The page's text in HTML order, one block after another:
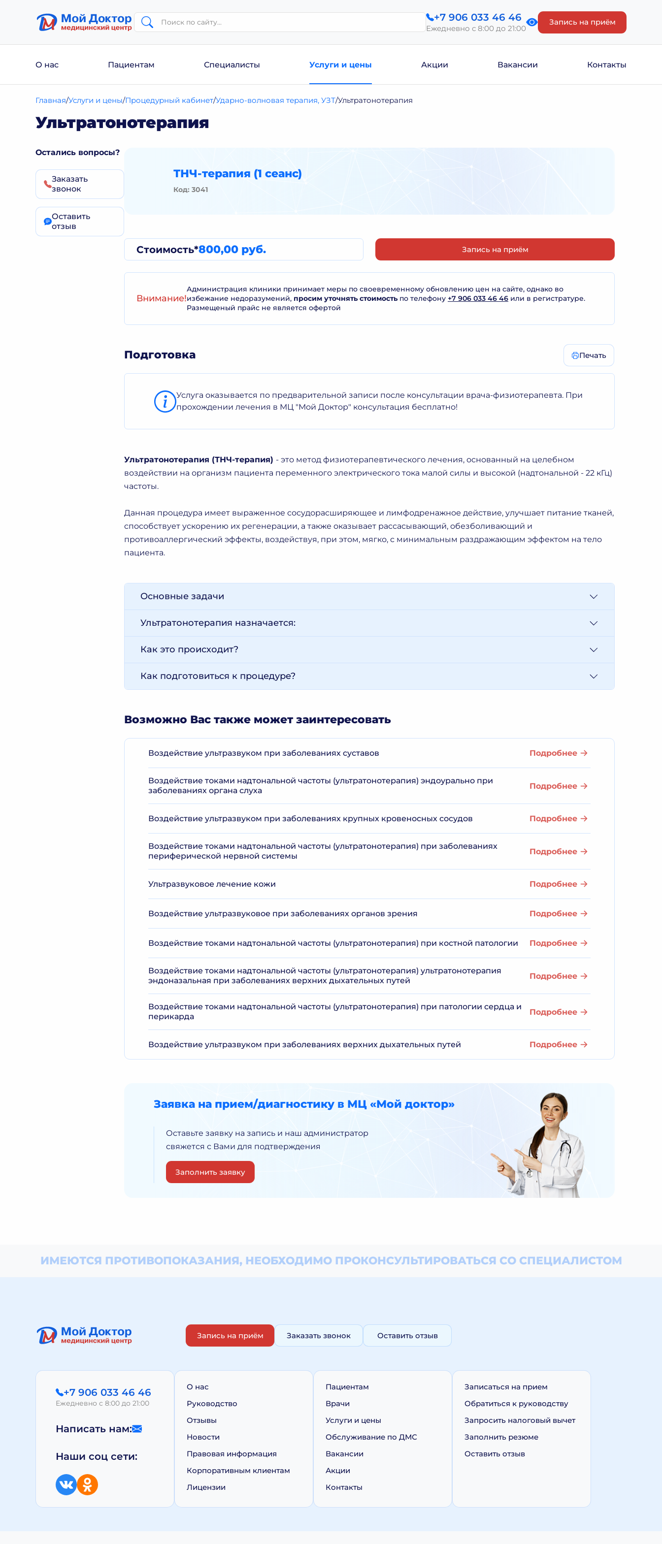
+7 906 033 46 46
Ежедневно с 8:00 до 21:00
Запись на приём
О нас Пациентам Специалисты Услуги и цены Акции Вакансии Контакты
Главная Услуги и цены Процедурный кабинет Ударно-волновая терапия, УЗТ Ультратонотерапия
Ультратонотерапия
Остались вопросы?
Заказать
звонок
Оставить
отзыв
ТНЧ-терапия (1 сеанс)
Код: 3041
Стоимость*800,00 руб. Запись на приём
Внимание!
Администрация клиники принимает меры по своевременному обновлению цен на сайте, однако во
избежание недоразумений, просим уточнять стоимостьпо телефону +7 906 033 46 46 или в регистратуре.
Размещеный прайс не является офертой
Подготовка Печать
Услуга оказывается по предварительной записи после консультации врача-физиотерапевта. При
прохождении лечения в МЦ "Мой Доктор" консультация бесплатно!
Ультратонотерапия (ТНЧ-терапия) - это метод физиотерапевтического лечения, основанный на целебном
воздействии на организм пациента переменного электрического тока малой силы и высокой (надтональной - 22 кГц)
частоты.
Данная процедура имеет выраженное сосудорасширяющее и лимфодренажное действие, улучшает питание тканей,
способствует ускорению их регенерации, а также оказывает рассасывающий, обезболивающий и
противоаллергический эффекты, воздействуя, при этом, мягко, с минимальным раздражающим эффектом на тело
пациента.
Основные задачи
Ультратонотерапия назначается:
Как это происходит?
Как подготовиться к процедуре?
Возможно Вас также может заинтересовать
Воздействие ультразвуком при заболеваниях суставов Подробнее
Воздействие токами надтональной частоты (ультратонотерапия) эндоурально при
заболеваниях органа слуха
Подробнее
Воздействие ультразвуком при заболеваниях крупных кровеносных сосудов Подробнее
Воздействие токами надтональной частоты (ультратонотерапия) при заболеваниях
периферической нервной системы
Подробнее
Ультразвуковое лечение кожи Подробнее
Воздействие ультразвуковое при заболеваниях органов зрения Подробнее
Воздействие токами надтональной частоты (ультратонотерапия) при костной патологии Подробнее
Воздействие токами надтональной частоты (ультратонотерапия) ультратонотерапия
эндоназальная при заболеваниях верхних дыхательных путей
Подробнее
Воздействие токами надтональной частоты (ультратонотерапия) при патологии сердца и
перикарда
Подробнее
Воздействие ультразвуком при заболеваниях верхних дыхательных путей Подробнее
Заявка на прием/диагностику в МЦ «Мой доктор»
Оставьте заявку на запись и наш администратор
свяжется с Вами для подтверждения
Заполнить заявку
ИМЕЮТСЯ ПРОТИВОПОКАЗАНИЯ, НЕОБХОДИМОПРОКОНСУЛЬТИРОВАТЬСЯ СО СПЕЦИАЛИСТОМ
Запись на приём Заказать звонок Оставить отзыв
+7 906 033 46 46
Ежедневно с 8:00 до 21:00
Написать нам:
Наши соц сети:
О нас
Руководство
Отзывы
Новости
Правовая информация
Корпоративным клиентам
Лицензии
Пациентам
Врачи
Услуги и цены
Обслуживание по ДМС
Вакансии
Акции
Контакты
Записаться на прием
Обратиться к руководству
Запросить налоговый вычет
Заполнить резюме
Оставить отзыв